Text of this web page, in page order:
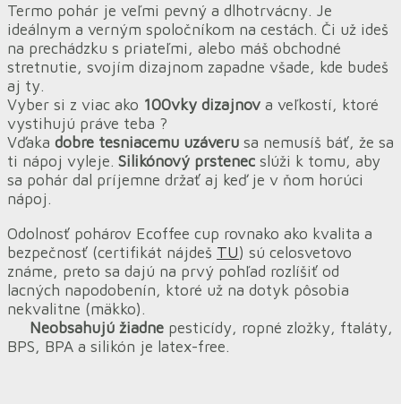
Termo pohár je veľmi pevný a dlhotrvácny. Je
ideálnym a verným spoločníkom na cestách. Či už ideš
na prechádzku s priateľmi, alebo máš obchodné
stretnutie, svojím dizajnom zapadne všade, kde budeš
aj ty.
Vyber si z viac ako 100vky dizajnov a veľkostí, ktoré
vystihujú práve teba ?
Vďaka dobre tesniacemu uzáveru sa nemusíš báť, že sa
ti nápoj vyleje. Silikónový prstenec slúži k tomu, aby
sa pohár dal príjemne držať aj keď je v ňom horúci
nápoj.
Odolnosť pohárov Ecoffee cup rovnako ako kvalita a
bezpečnosť (certifikát nájdeš TU) sú celosvetovo
známe, preto sa dajú na prvý pohľad rozlíšiť od
lacných napodobenín, ktoré už na dotyk pôsobia
nekvalitne (mäkko).
Neobsahujú žiadne pesticídy, ropné zložky, ftaláty,
BPS, BPA a silikón je latex-free.